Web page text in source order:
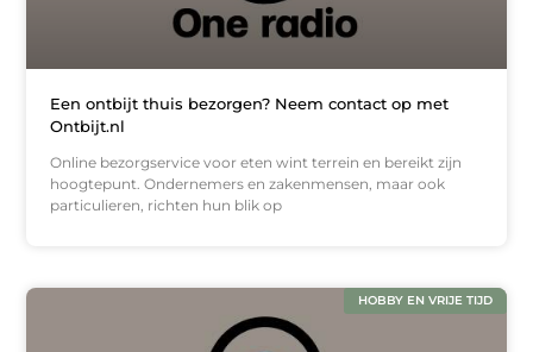
Een ontbijt thuis bezorgen? Neem contact op met
Ontbijt.nl
Online bezorgservice voor eten wint terrein en bereikt zijn
hoogtepunt. Ondernemers en zakenmensen, maar ook
particulieren, richten hun blik op
HOBBY EN VRIJE TIJD